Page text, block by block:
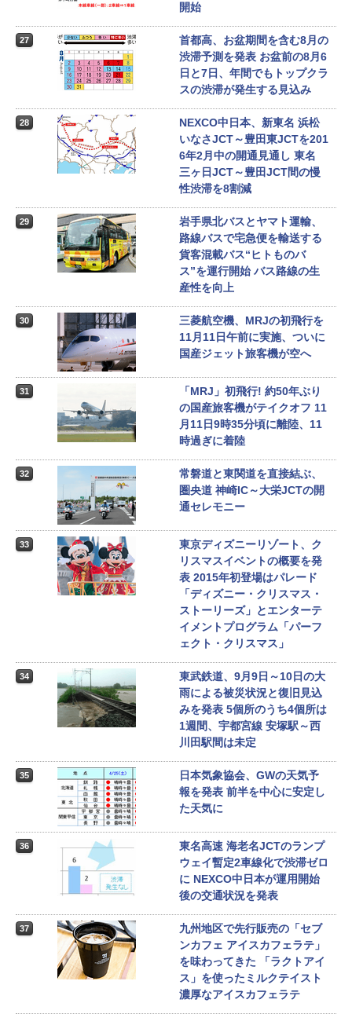
開始
27
首都高、お盆期間を含む8月の
渋滞予測を発表 お盆前の8月6
日と7日、年間でもトップクラ
スの渋滞が発生する見込み
28
NEXCO中日本、新東名 浜松
いなさJCT～豊田東JCTを201
6年2月中の開通見通し 東名
三ヶ日JCT～豊田JCT間の慢
性渋滞を8割減
29
岩手県北バスとヤマト運輸、
路線バスで宅急便を輸送する
貨客混載バス“ヒトものバ
ス”を運行開始 バス路線の生
産性を向上
30
三菱航空機、MRJの初飛行を
11月11日午前に実施、ついに
国産ジェット旅客機が空へ
31
「MRJ」初飛行! 約50年ぶり
の国産旅客機がテイクオフ 11
月11日9時35分頃に離陸、11
時過ぎに着陸
32
常磐道と東関道を直接結ぶ、
圏央道 神崎IC～大栄JCTの開
通セレモニー
33
東京ディズニーリゾート、ク
リスマスイベントの概要を発
表 2015年初登場はパレード
「ディズニー・クリスマス・
ストーリーズ」とエンターテ
イメントプログラム「パーフ
ェクト・クリスマス」
34
東武鉄道、9月9日～10日の大
雨による被災状況と復旧見込
みを発表 5個所のうち4個所は
1週間、宇都宮線 安塚駅～西
川田駅間は未定
35
日本気象協会、GWの天気予
報を発表 前半を中心に安定し
た天気に
36
東名高速 海老名JCTのランプ
ウェイ暫定2車線化で渋滞ゼロ
に NEXCO中日本が運用開始
後の交通状況を発表
37
九州地区で先行販売の「セブ
ンカフェ アイスカフェラテ」
を味わってきた 「ラクトアイ
ス」を使ったミルクテイスト
濃厚なアイスカフェラテ